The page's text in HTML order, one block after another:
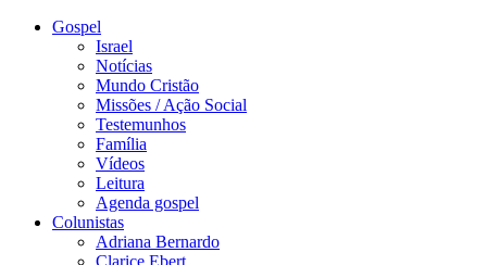
Gospel
Israel
Notícias
Mundo Cristão
Missões / Ação Social
Testemunhos
Família
Vídeos
Leitura
Agenda gospel
Colunistas
Adriana Bernardo
Clarice Ebert